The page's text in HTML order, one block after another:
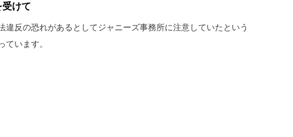
受けて
違反の恐れがあるとしてジャニーズ事務所に注意していたという
ています。